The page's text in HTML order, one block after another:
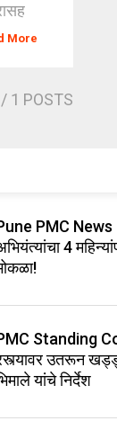
More
/ 1 POSTS
PMC News
4
Standing
उतरून
यांचे निर्देश